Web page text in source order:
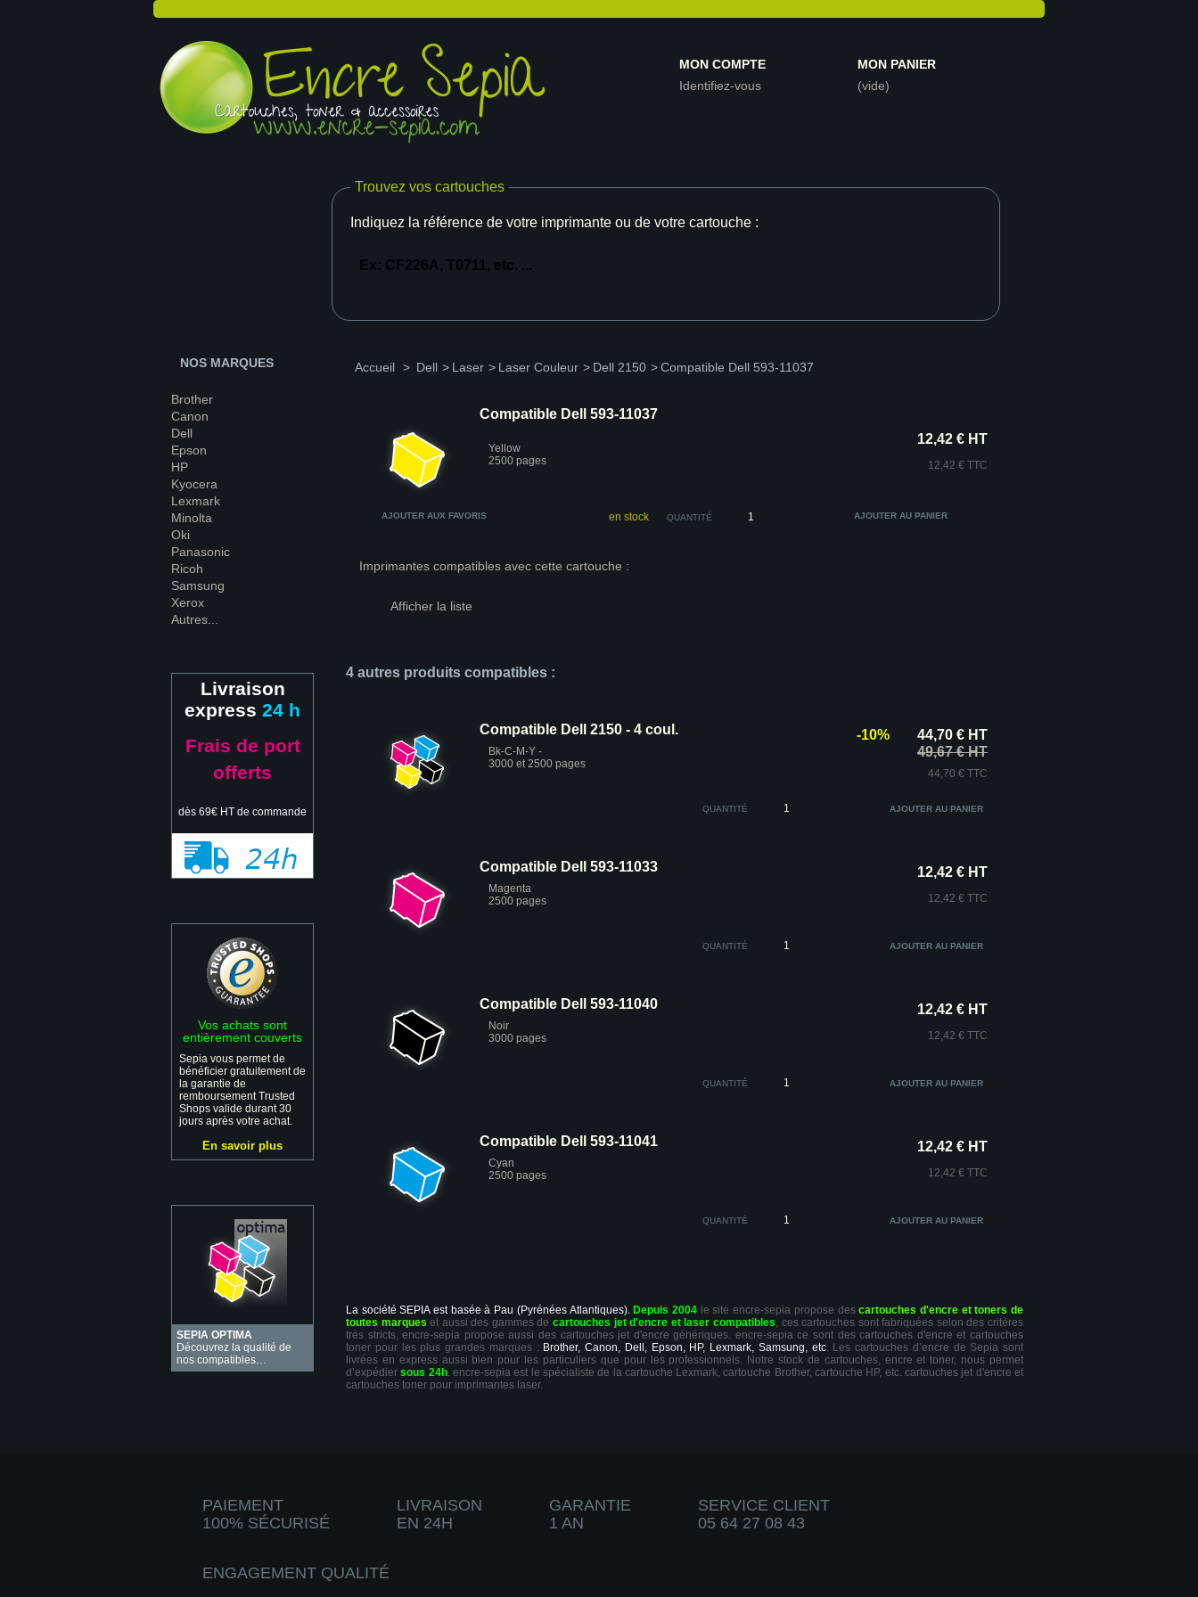
MON COMPTE
Identifiez-vous
MON PANIER
(vide)
Trouvez vos cartouches
Indiquez la référence de votre imprimante ou de votre cartouche :
NOS MARQUES
Brother
Canon
Dell
Epson
HP
Kyocera
Lexmark
Minolta
Oki
Panasonic
Ricoh
Samsung
Xerox
Autres...
Livraison
express 24 h
Frais de port
offerts
dès 69€ HT de commande
Vos achats sont
entièrement couverts
Sepia vous permet de
bénéficier gratuitement de
la garantie de
remboursement Trusted
Shops valide durant 30
jours après votre achat.
En savoir plus
SEPIA OPTIMA
Découvrez la qualité de
nos compatibles…
Accueil > Dell > Laser > Laser Couleur > Dell 2150 >Compatible Dell 593-11037
Compatible Dell 593-11037
Yellow
2500 pages
12,42 € HT
12,42 € TTC
AJOUTER AUX FAVORIS en stock QUANTITÉ
Imprimantes compatibles avec cette cartouche :
Afficher la liste
4 autres produits compatibles :
Compatible Dell 2150 - 4 coul.
Bk-C-M-Y -
3000 et 2500 pages
44,70 € HT
49,67 € HT
44,70 € TTC
-10%
QUANTITÉ
Compatible Dell 593-11033
Magenta
2500 pages
12,42 € HT
12,42 € TTC
QUANTITÉ
Compatible Dell 593-11040
Noir
3000 pages
12,42 € HT
12,42 € TTC
QUANTITÉ
Compatible Dell 593-11041
Cyan
2500 pages
12,42 € HT
12,42 € TTC
QUANTITÉ
La société SEPIA est basée à Pau (Pyrénées Atlantiques). Depuis 2004 le site encre-sepia propose descartouches d'encre et toners de
toutes marques et aussi des gammes decartouches jet d'encre et laser compatibles, ces cartouches sont fabriquées selon des critères
très stricts, encre-sepia propose aussi des cartouches jet d'encre génériques. encre-sepia ce sont des cartouches d'encre et cartouches
toner pour les plus grandes marques : Brother, Canon, Dell, Epson, HP, Lexmark, Samsung, etc. Les cartouches d’encre de Sepia sont
livrées en express aussi bien pour les particuliers que pour les professionnels. Notre stock de cartouches, encre et toner, nous permet
d’expédiersous 24h. encre-sepia est le spécialiste de la cartouche Lexmark, cartouche Brother, cartouche HP, etc. cartouches jet d'encre et
cartouches toner pour imprimantes laser.
PAIEMENT
100% SÉCURISÉ
LIVRAISON
EN 24H
GARANTIE
1 AN
SERVICE CLIENT
05 64 27 08 43
ENGAGEMENT QUALITÉ